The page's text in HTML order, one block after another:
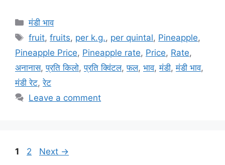
Categories
मंडी भाव
Tags
fruit,fruits, per k.g., per quintal, Pineapple,
Pineapple Price, Pineapple rate, Price, Rate,
अनानास,प्रति किलो,प्रति क्विंटल,फल, भाव,मंडी,मंडी भाव,
मंडी रेट,रेट
Leave a comment
Page
1 Page
2 Next →